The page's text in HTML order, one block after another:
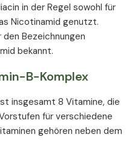
in der Regel sowohl für
Nicotinamid genutzt.
Bezeichnungen
bekannt.
B-Komplex
insgesamt 8 Vitamine, die
für verschiedene
gehören neben dem